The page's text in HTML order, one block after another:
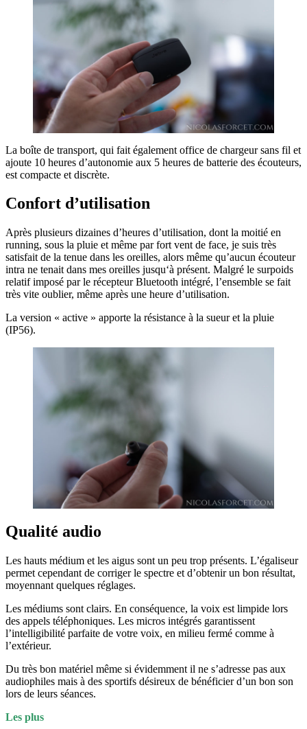
La boîte de transport, qui fait également office de chargeur sans fil et
ajoute 10 heures d’autonomie aux 5 heures de batterie des écouteurs,
est compacte et discrète.
Confort d’utilisation
Après plusieurs dizaines d’heures d’utilisation, dont la moitié en
running, sous la pluie et même par fort vent de face, je suis très
satisfait de la tenue dans les oreilles, alors même qu’aucun écouteur
intra ne tenait dans mes oreilles jusqu‘à présent. Malgré le surpoids
relatif imposé par le récepteur Bluetooth intégré, l’ensemble se fait
très vite oublier, même après une heure d’utilisation.
La version « active » apporte la résistance à la sueur et la pluie
(IP56).
Qualité audio
Les hauts médium et les aigus sont un peu trop présents. L’égaliseur
permet cependant de corriger le spectre et d’obtenir un bon résultat,
moyennant quelques réglages.
Les médiums sont clairs. En conséquence, la voix est limpide lors
des appels téléphoniques. Les micros intégrés garantissent
l’intelligibilité parfaite de votre voix, en milieu fermé comme à
l’extérieur.
Du très bon matériel même si évidemment il ne s’adresse pas aux
audiophiles mais à des sportifs désireux de bénéficier d’un bon son
lors de leurs séances.
Les plus